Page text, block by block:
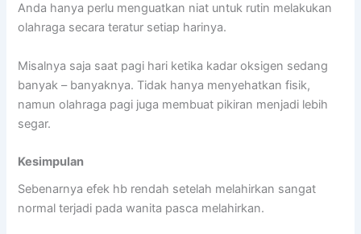
Anda hanya perlu menguatkan niat untuk rutin melakukan
olahraga secara teratur setiap harinya.
Misalnya saja saat pagi hari ketika kadar oksigen sedang
banyak – banyaknya. Tidak hanya menyehatkan fisik,
namun olahraga pagi juga membuat pikiran menjadi lebih
segar.
Kesimpulan
Sebenarnya efek hb rendah setelah melahirkan sangat
normal terjadi pada wanita pasca melahirkan.